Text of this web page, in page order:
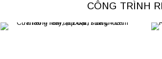
CÔNG TRÌNH